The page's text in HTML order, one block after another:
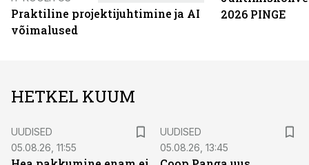
Praktiline projektijuhtimine ja AI
võimalused
2026 PINGE
HETKEL KUUM
UUDISED
05.08.26, 11:55
UUDISED
05.08.26, 13:45